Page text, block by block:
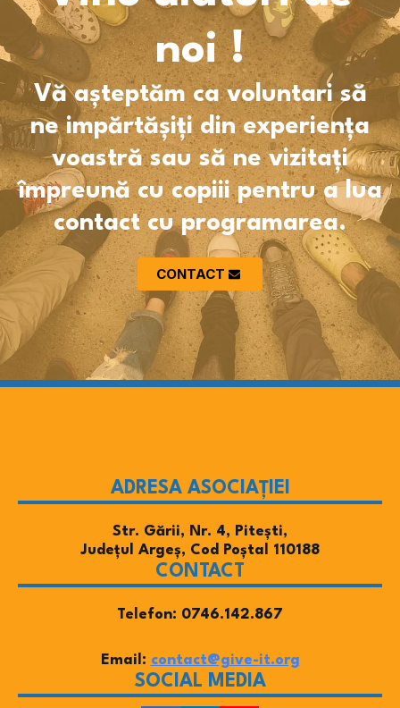
noi !
Vă așteptăm ca voluntari să
ne impărtășiți din experiența
voastră sau să ne vizitați
împreună cu copiii pentru a lua
contact cu programarea.
CONTACT
ADRESA ASOCIAȚIEI
Str. Gării, Nr. 4, Pitești,
Județul Argeș, Cod Poștal 110188
CONTACT
Telefon: 0746.142.867
Email: contact@give-it.org
SOCIAL MEDIA